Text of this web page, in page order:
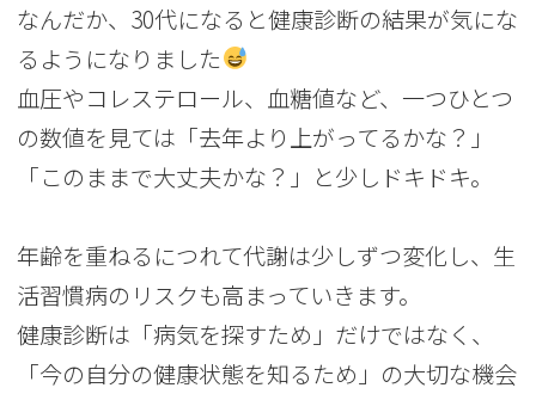
なんだか、30代になると健康診断の結果が気にな
るようになりました
血圧やコレステロール、血糖値など、一つひとつ
の数値を見ては「去年より上がってるかな？」
「このままで大丈夫かな？」と少しドキドキ。
年齢を重ねるにつれて代謝は少しずつ変化し、生
活習慣病のリスクも高まっていきます。
健康診断は「病気を探すため」だけではなく、
「今の自分の健康状態を知るため」の大切な機会